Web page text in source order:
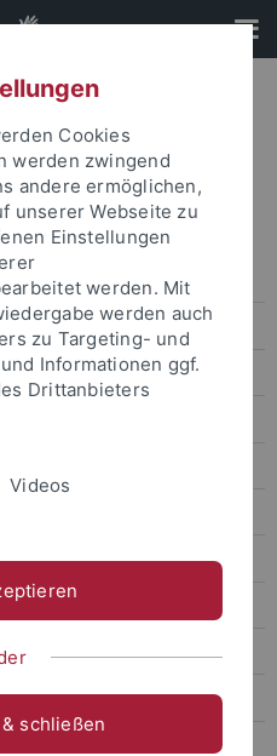
des Personalrats
Cookies
werden zwingend
andere ermöglichen,
unserer Webseite zu
Einstellungen
werden. Mit
werden auch
zu Targeting- und
Informationen ggf.
Drittanbieters
Videos
schließen